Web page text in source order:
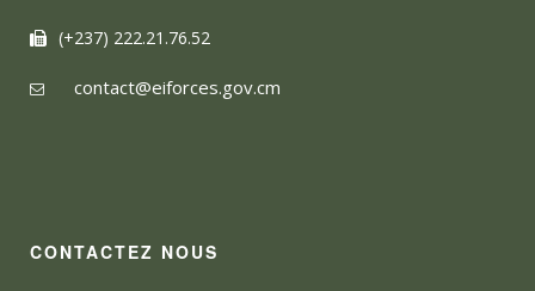
(+237) 222.21.76.52
contact@eiforces.gov.cm
CONTACTEZ NOUS